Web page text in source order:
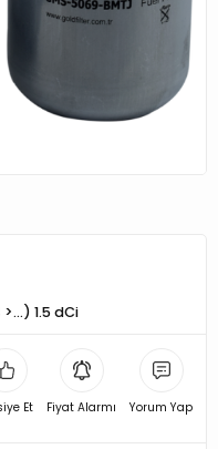
1.5 dCi
Et Fiyat Alarmı Yorum Yap